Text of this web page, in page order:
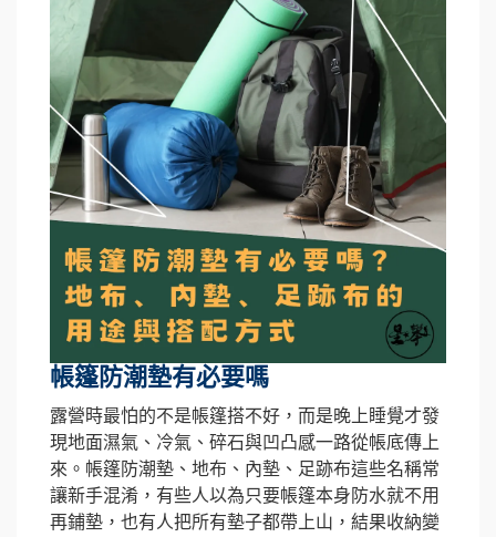
帳篷防潮墊有必要嗎
露營時最怕的不是帳篷搭不好，而是晚上睡覺才發
現地面濕氣、冷氣、碎石與凹凸感一路從帳底傳上
來。帳篷防潮墊、地布、內墊、足跡布這些名稱常
讓新手混淆，有些人以為只要帳篷本身防水就不用
再鋪墊，也有人把所有墊子都帶上山，結果收納變